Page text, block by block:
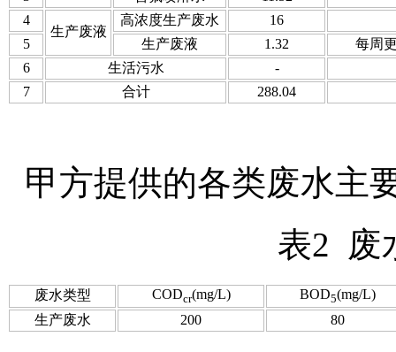
4
生产废液
高浓度生产废水
16
5
生产废液 1.32
每周
6
生活污水
-
7
合计 288.04
甲方提供的各类废水主
表2 废
废水类型 CODcr(mg/L) BOD5(mg/L)
生产废水
200 80